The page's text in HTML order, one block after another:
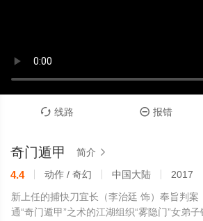
 线路  报错
奇门遁甲 简介 
4.4 动作 / 奇幻 中国大陆
2017
新上任的捕快刀宜长（李治廷 饰）奉旨判案
通“奇门遁甲”之术的江湖组织“雾隐门”女弟